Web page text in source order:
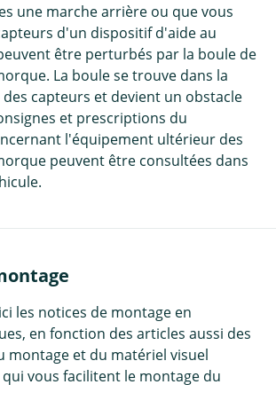
une marche arrière ou que vous
d'un dispositif d'aide au
être perturbés par la boule de
La boule se trouve dans la
capteurs et devient un obstacle
et prescriptions du
l'équipement ultérieur des
peuvent être consultées dans
les notices de montage en
en fonction des articles aussi des
montage et du matériel visuel
vous facilitent le montage du